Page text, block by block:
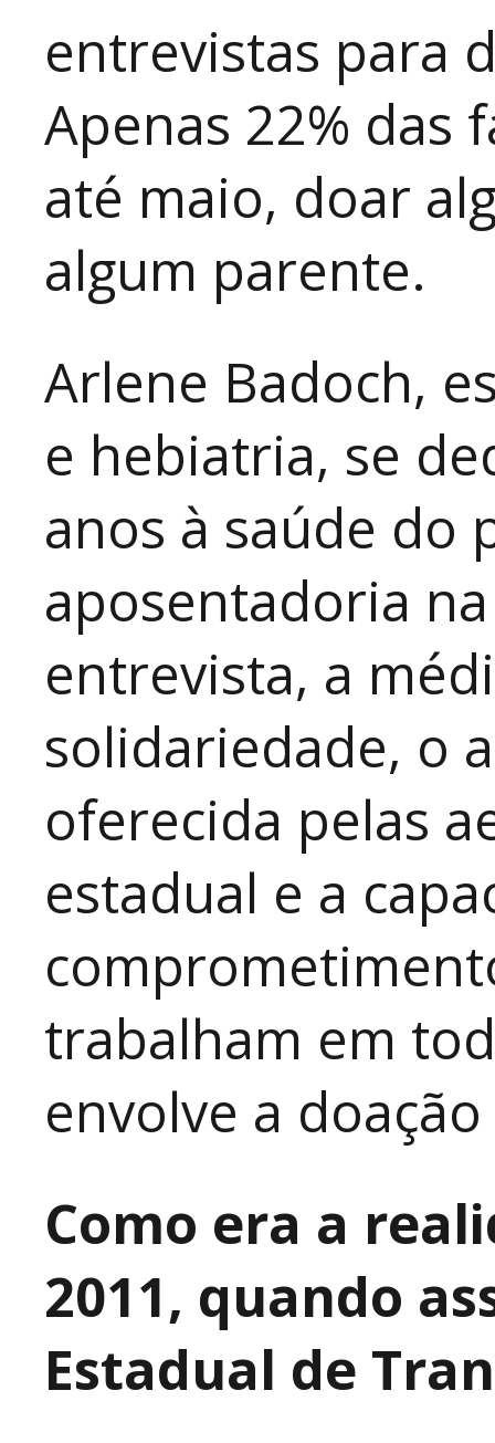
entrevistas para
Apenas 22% das
até maio, doar
algum parente.
Arlene Badoch,
e hebiatria, se
anos à saúde do
aposentadoria
entrevista, a
solidariedade, o
oferecida pelas
estadual e a
trabalham em
envolve a
Como era a
2011, quando
Estadual de